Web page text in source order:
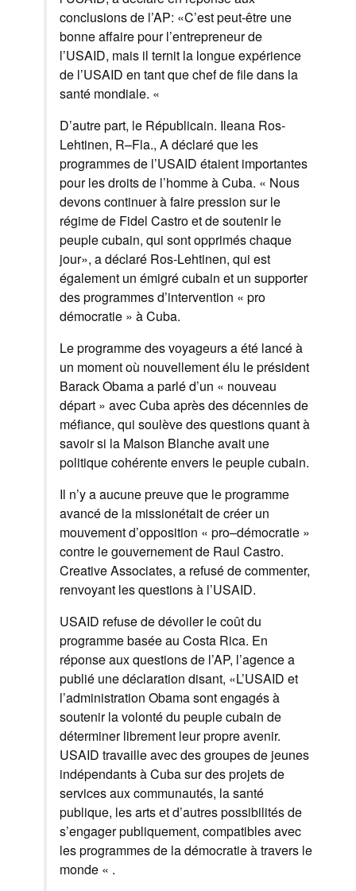
conclusions de l’AP: «C’est peut-être une
bonne affaire pour l’entrepreneur de
l’USAID, mais il ternit la longue expérience
de l’USAID en tant quechef de file dans la
santé mondiale. «
D’autre part, le Républicain. Ileana Ros-
Lehtinen, R–Fla., A déclaré que les
programmes de l’USAID étaient importantes
pour les droits de l’homme à Cuba. « Nous
devons continuer àfaire pression sur le
régime de Fidel Castroet de soutenir le
peuple cubain, qui sont oppriméschaque
jour», a déclaré Ros-Lehtinen, qui est
également un émigré cubain et un supporter
des programmes d’intervention « pro
démocratie » à Cuba.
Le programmedesvoyageursa été lancéà
un moment où nouvellementélu le président
Barack Obamaa parlé d’un « nouveau
départ » avec Cubaaprèsdes décennies de
méfiance, qui soulève des questionsquant à
savoir si la Maison Blancheavait une
politique cohérenteenvers le peuple cubain.
Il n’y a aucune preuveque le programme
avancéde la missionétaitde créer un
mouvement d’opposition « pro–démocratie »
contre le gouvernementde Raul Castro.
CreativeAssociates, a refusé decommenter,
renvoyant les questionsà l’USAID.
USAID refuse de dévoilerle coûtdu
programmebasée au Costa Rica. En
réponseaux questions de l’AP, l’agencea
publié unedéclaration disant, «L’USAID et
l’administration Obamasont engagés à
soutenir la volontédu peuple cubain de
déterminer librement leurpropre avenir.
USAID travaille avec des groupesde jeunes
indépendantsà Cubasur des projetsde
services aux communautés, la santé
publique, lesartset d’autres possibilitésde
s’engagerpubliquement, compatibles avec
les programmesde la démocratieà travers le
monde « .